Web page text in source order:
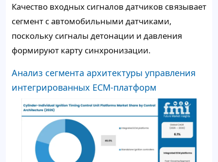
Качество входных сигналов датчиков связывает
сегмент с автомобильными датчиками,
поскольку сигналы детонации и давления
формируют карту синхронизации.
Анализ сегмента архитектуры управления
интегрированных ECM-платформ